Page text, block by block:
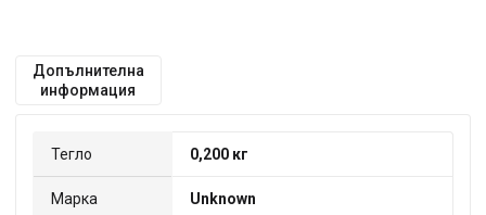
Допълнителна
информация
Тегло 0,200 кг
Марка Unknown